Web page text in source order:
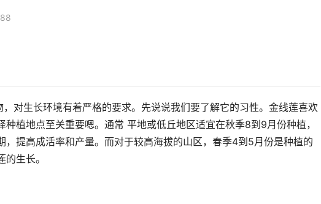
对生长环境有着严格的要求。先说说我们要了解它的习性。金线莲喜欢
植地点至关重要嗯。通常 平地或低丘地区适宜在秋季8到9月份种植，
，提高成活率和产量。而对于较高海拔的山区，春季4到5月份是种植的
生长。